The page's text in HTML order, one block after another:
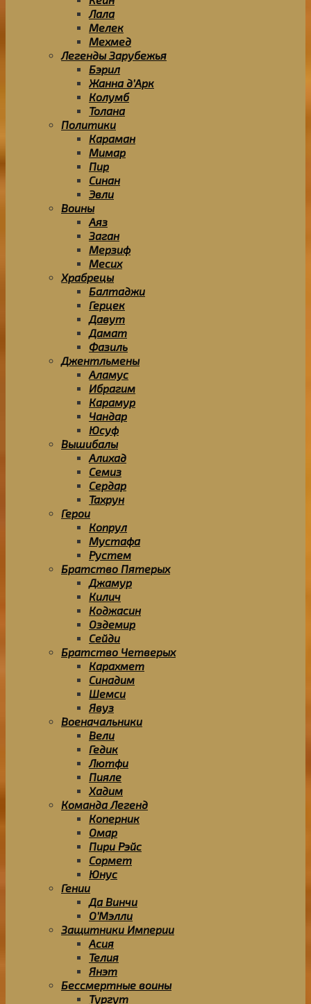
Лала
Мелек
Мехмед
Легенды Зарубежья
Бэрил
Жанна д’Арк
Колумб
Толана
Политики
Караман
Мимар
Пир
Синан
Эвли
Воины
Аяз
Заган
Мерзиф
Месих
Храбрецы
Балтаджи
Герцек
Давут
Дамат
Фазиль
Джентльмены
Аламус
Ибрагим
Карамур
Чандар
Юсуф
Вышибалы
Алихад
Семиз
Сердар
Тахрун
Герои
Копрул
Мустафа
Рустем
Братство Пятерых
Джамур
Килич
Коджасин
Оздемир
Сейди
Братство Четверых
Карахмет
Синадим
Шемси
Явуз
Военачальники
Вели
Гедик
Лютфи
Пияле
Хадим
Команда Легенд
Коперник
Омар
Пири Рэйс
Сормет
Юнус
Гении
Да Винчи
О’Мэлли
Защитники Империи
Асия
Телия
Янэт
Бессмертные воины
Тургут